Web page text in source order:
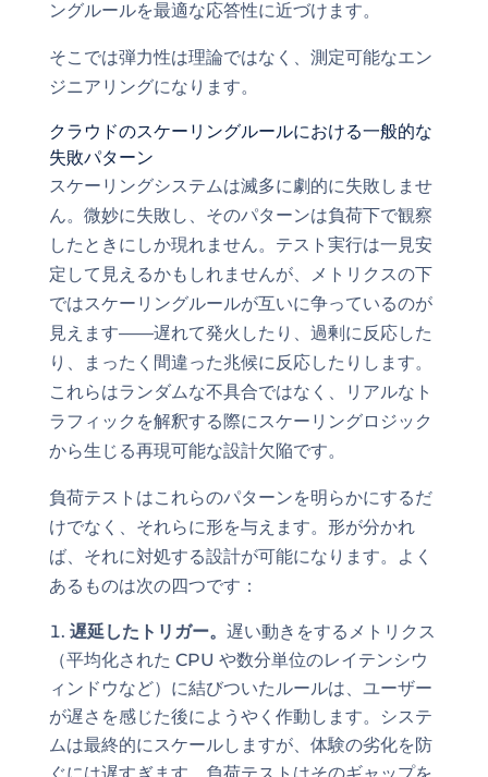
ングルールを最適な応答性に近づけます。
そこでは弾力性は理論ではなく、測定可能なエン
ジニアリングになります。
クラウドのスケーリングルールにおける一般的な
失敗パターン
スケーリングシステムは滅多に劇的に失敗しませ
ん。微妙に失敗し、そのパターンは負荷下で観察
したときにしか現れません。テスト実行は一見安
定して見えるかもしれませんが、メトリクスの下
ではスケーリングルールが互いに争っているのが
見えます——遅れて発火したり、過剰に反応した
り、まったく間違った兆候に反応したりします。
これらはランダムな不具合ではなく、リアルなト
ラフィックを解釈する際にスケーリングロジック
から生じる再現可能な設計欠陥です。
負荷テストはこれらのパターンを明らかにするだ
けでなく、それらに形を与えます。形が分かれ
ば、それに対処する設計が可能になります。よく
あるものは次の四つです：
遅延したトリガー。 遅い動きをするメトリクス
（平均化された CPU や数分単位のレイテンシウ
ィンドウなど）に結びついたルールは、ユーザー
が遅さを感じた後にようやく作動します。システ
ムは最終的にスケールしますが、体験の劣化を防